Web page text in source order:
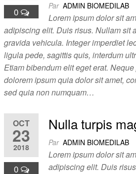
0 Par ADMIN BIOMEDILAB
Lorem ipsum dolor sit
adipiscing elit. Duis risus. Nullam sit
gravida vehicula. Integer imperdiet
ligula pede, sagittis quis, interdum
Etiam bibendum elit eget erat.
dolorem ipsum quia dolor sit amet,
sed quia non numquam…
OCT
23
2018
0
Nulla turpis
Par ADMIN BIOMEDILAB
Lorem ipsum dolor sit
adipiscing elit. Duis